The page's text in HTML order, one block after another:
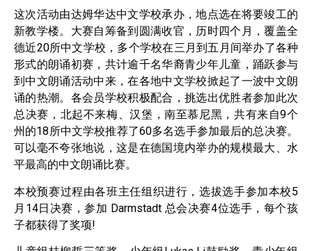
这次活动由达姆华达中文学校承办，地点选在将要竣工的
新教学楼。大赛自筹备到圆满收官，历时四个月，覆盖全
德近20所中文学校，多个学校在三月到五月间举办了各种
形式的朗诵初赛，共计逾千名华裔青少年儿童，踊跃参与
到中文朗诵活动中来，在各地中文学校掀起了一波中文朗
诵的热潮。各会员学校积极配合，挑选出优胜者参加此次
总决赛，北起不来梅、汉堡，南至慕尼黑，共有来自9个
州的18所中文学校推荐了60多名选手参加最后的总决赛。
可以毫不夸张地说，这是在德国境内举办的规模最大、水
平最高的中文朗诵比赛。
本校预赛过程由各班主任组织进行，选拔选手参加本校5
月14日决赛，参加 Darmstadt 总会决赛4位选手，每个孩
子都获得了奖项!